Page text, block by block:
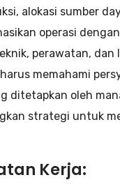
alokasi sumber
operasi
perawatan, dan
memahami
ditetapkan oleh
strategi untuk
Kerja: